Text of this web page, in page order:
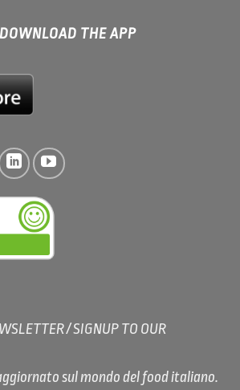
THE APP
/ SIGNUP TO OUR
sul mondo del food italiano.